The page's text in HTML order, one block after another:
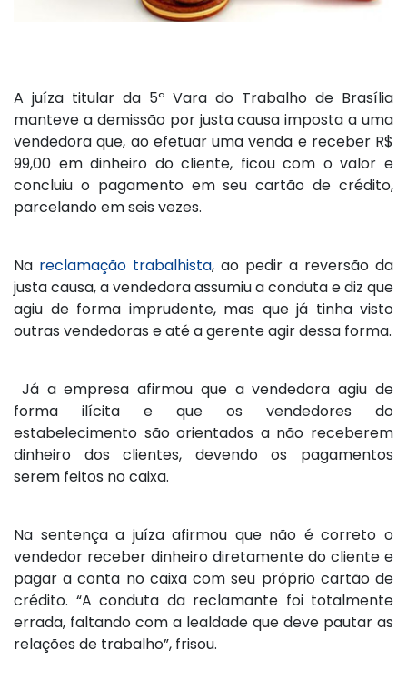
A juíza titular da 5ª Vara do Trabalho de Brasília
manteve a demissão por justa causa imposta a uma
vendedora que, ao efetuar uma venda e receber R$
99,00 em dinheiro do cliente, ficou com o valor e
concluiu o pagamento em seu cartão de crédito,
parcelando em seis vezes.
Na reclamação trabalhista, ao pedir a reversão da
justa causa, a vendedora assumiu a conduta e diz que
agiu de forma imprudente, mas que já tinha visto
outras vendedoras e até a gerente agir dessa forma.
Já a empresa afirmou que a vendedora agiu de
forma ilícita e que os vendedores do
estabelecimento são orientados a não receberem
dinheiro dos clientes, devendo os pagamentos
serem feitos no caixa.
Na sentença a juíza afirmou que não é correto o
vendedor receber dinheiro diretamente do cliente e
pagar a conta no caixa com seu próprio cartão de
crédito. “A conduta da reclamante foi totalmente
errada, faltando com a lealdade que deve pautar as
relações de trabalho”, frisou.